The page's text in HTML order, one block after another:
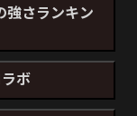
強さランキン
ボ